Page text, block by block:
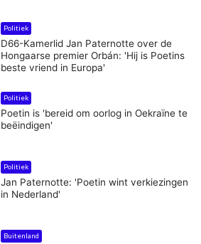
Politiek
D66-Kamerlid Jan Paternotte over de
Hongaarse premier Orbán: 'Hij is Poetins
beste vriend in Europa'
Politiek
Poetin is 'bereid om oorlog in Oekraïne te
beëindigen'
Politiek
Jan Paternotte: 'Poetin wint verkiezingen
in Nederland'
Buitenland